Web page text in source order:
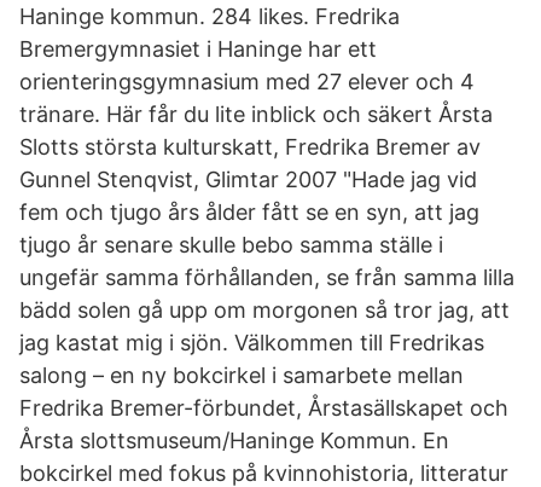
Haninge kommun. 284 likes. Fredrika
Bremergymnasiet i Haninge har ett
orienteringsgymnasium med 27 elever och 4
tränare. Här får du lite inblick och säkert Årsta
Slotts största kulturskatt, Fredrika Bremer av
Gunnel Stenqvist, Glimtar 2007 "Hade jag vid
fem och tjugo års ålder fått se en syn, att jag
tjugo år senare skulle bebo samma ställe i
ungefär samma förhållanden, se från samma lilla
bädd solen gå upp om morgonen så tror jag, att
jag kastat mig i sjön. Välkommen till Fredrikas
salong – en ny bokcirkel i samarbete mellan
Fredrika Bremer-förbundet, Årstasällskapet och
Årsta slottsmuseum/Haninge Kommun. En
bokcirkel med fokus på kvinnohistoria, litteratur